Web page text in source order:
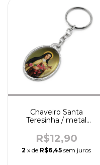
Chaveiro Santa
Teresinha / metal
R$12,90
2 x de R$6,45 sem juros